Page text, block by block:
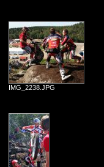
IMG_2238.JPG